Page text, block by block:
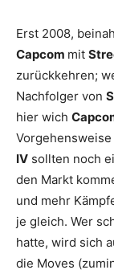
Erst 2008,
Capcom mit
zurückkehren;
Nachfolger von
hier wich
IV sollten noch
den Markt
und mehr
je gleich. Wer
hatte, wird sich
die Moves